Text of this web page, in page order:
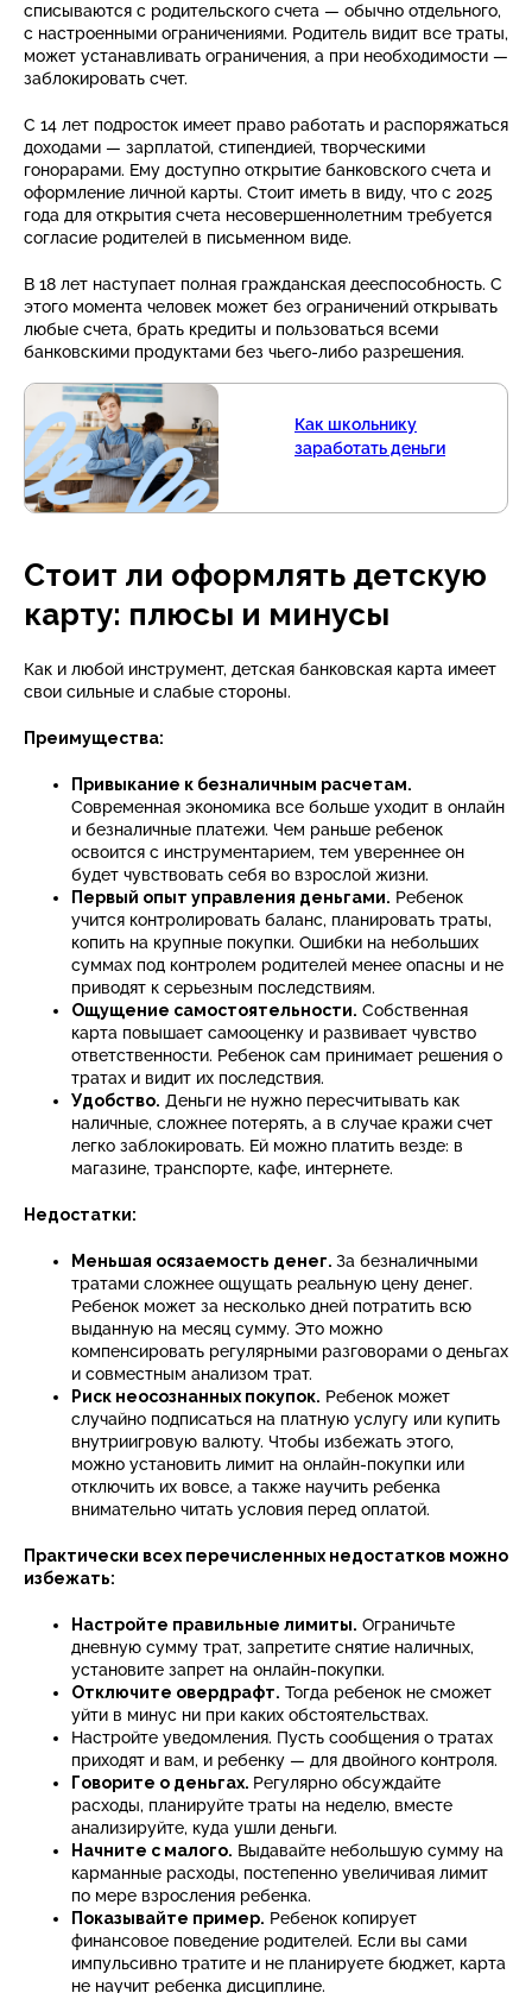
списываются с родительского счета — обычно отдельного,
с настроенными ограничениями. Родитель видит все траты,
может устанавливать ограничения, а при необходимости —
заблокировать счет.
С 14 лет подросток имеет право работать и распоряжаться
доходами — зарплатой, стипендией, творческими
гонорарами. Ему доступно открытие банковского счета и
оформление личной карты. Стоит иметь в виду, что с 2025
года для открытия счета несовершеннолетним требуется
согласие родителей в письменном виде.
В 18 лет наступает полная гражданская дееспособность. С
этого момента человек может без ограничений открывать
любые счета, брать кредиты и пользоваться всеми
банковскими продуктами без чьего-либо разрешения.
Как школьнику
заработать деньги
Стоит ли оформлять детскую
карту: плюсы и минусы
Как и любой инструмент, детская банковская карта имеет
свои сильные и слабые стороны.
Преимущества:
Привыкание к безналичным расчетам.
Современная экономика все больше уходит в онлайн
и безналичные платежи. Чем раньше ребенок
освоится с инструментарием, тем увереннее он
будет чувствовать себя во взрослой жизни.
Первый опыт управления деньгами. Ребенок
учится контролировать баланс, планировать траты,
копить на крупные покупки. Ошибки на небольших
суммах под контролем родителей менее опасны и не
приводят к серьезным последствиям.
Ощущение самостоятельности. Собственная
карта повышает самооценку и развивает чувство
ответственности. Ребенок сам принимает решения о
тратах и видит их последствия.
Удобство. Деньги не нужно пересчитывать как
наличные, сложнее потерять, а в случае кражи счет
легко заблокировать. Ей можно платить везде: в
магазине, транспорте, кафе, интернете.
Недостатки:
Меньшая осязаемость денег. За безналичными
тратами сложнее ощущать реальную цену денег.
Ребенок может за несколько дней потратить всю
выданную на месяц сумму. Это можно
компенсировать регулярными разговорами о деньгах
и совместным анализом трат.
Риск неосознанных покупок. Ребенок может
случайно подписаться на платную услугу или купить
внутриигровую валюту. Чтобы избежать этого,
можно установить лимит на онлайн-покупки или
отключить их вовсе, а также научить ребенка
внимательно читать условия перед оплатой.
Практически всех перечисленных недостатков можно
избежать:
Настройте правильные лимиты. Ограничьте
дневную сумму трат, запретите снятие наличных,
установите запрет на онлайн-покупки.
Отключите овердрафт. Тогда ребенок не сможет
уйти в минус ни при каких обстоятельствах.
Настройте уведомления. Пусть сообщения о тратах
приходят и вам, и ребенку — для двойного контроля.
Говорите о деньгах. Регулярно обсуждайте
расходы, планируйте траты на неделю, вместе
анализируйте, куда ушли деньги.
Начните с малого. Выдавайте небольшую сумму на
карманные расходы, постепенно увеличивая лимит
по мере взросления ребенка.
Показывайте пример. Ребенок копирует
финансовое поведение родителей. Если вы сами
импульсивно тратите и не планируете бюджет, карта
не научит ребенка дисциплине.